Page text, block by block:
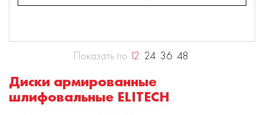
Показать по 12 24 36 48
Диски армированные
шлифовальные ELITECH